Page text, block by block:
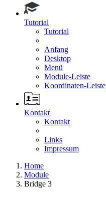
Tutorial
Tutorial
Anfang
Desktop
Menü
Module-Leiste
Koordinaten-Leiste
Kontakt
Kontakt
Links
Impressum
Home
Module
Bridge 3